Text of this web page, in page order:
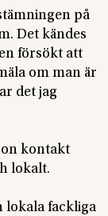
på
Det kändes
försökt att
om man är
det jag
kontakt
lokalt.
lokala fackliga